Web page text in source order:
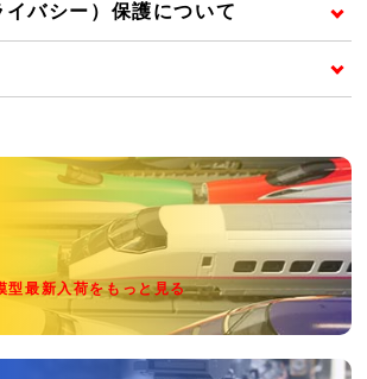
バシー）保護について
型最新入荷をもっと見る